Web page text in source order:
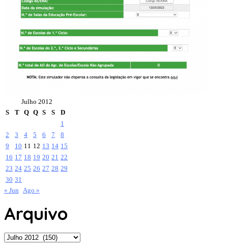
Julho 2012
S
T Q Q S S
D
1
2
3 4 5 6 7
8
9
10 11 12 13 14 15
16 17 18 19 20 21 22
23 24 25 26 27 28 29
30 31
« Jun
Ago »
Arquivo
Arquivo